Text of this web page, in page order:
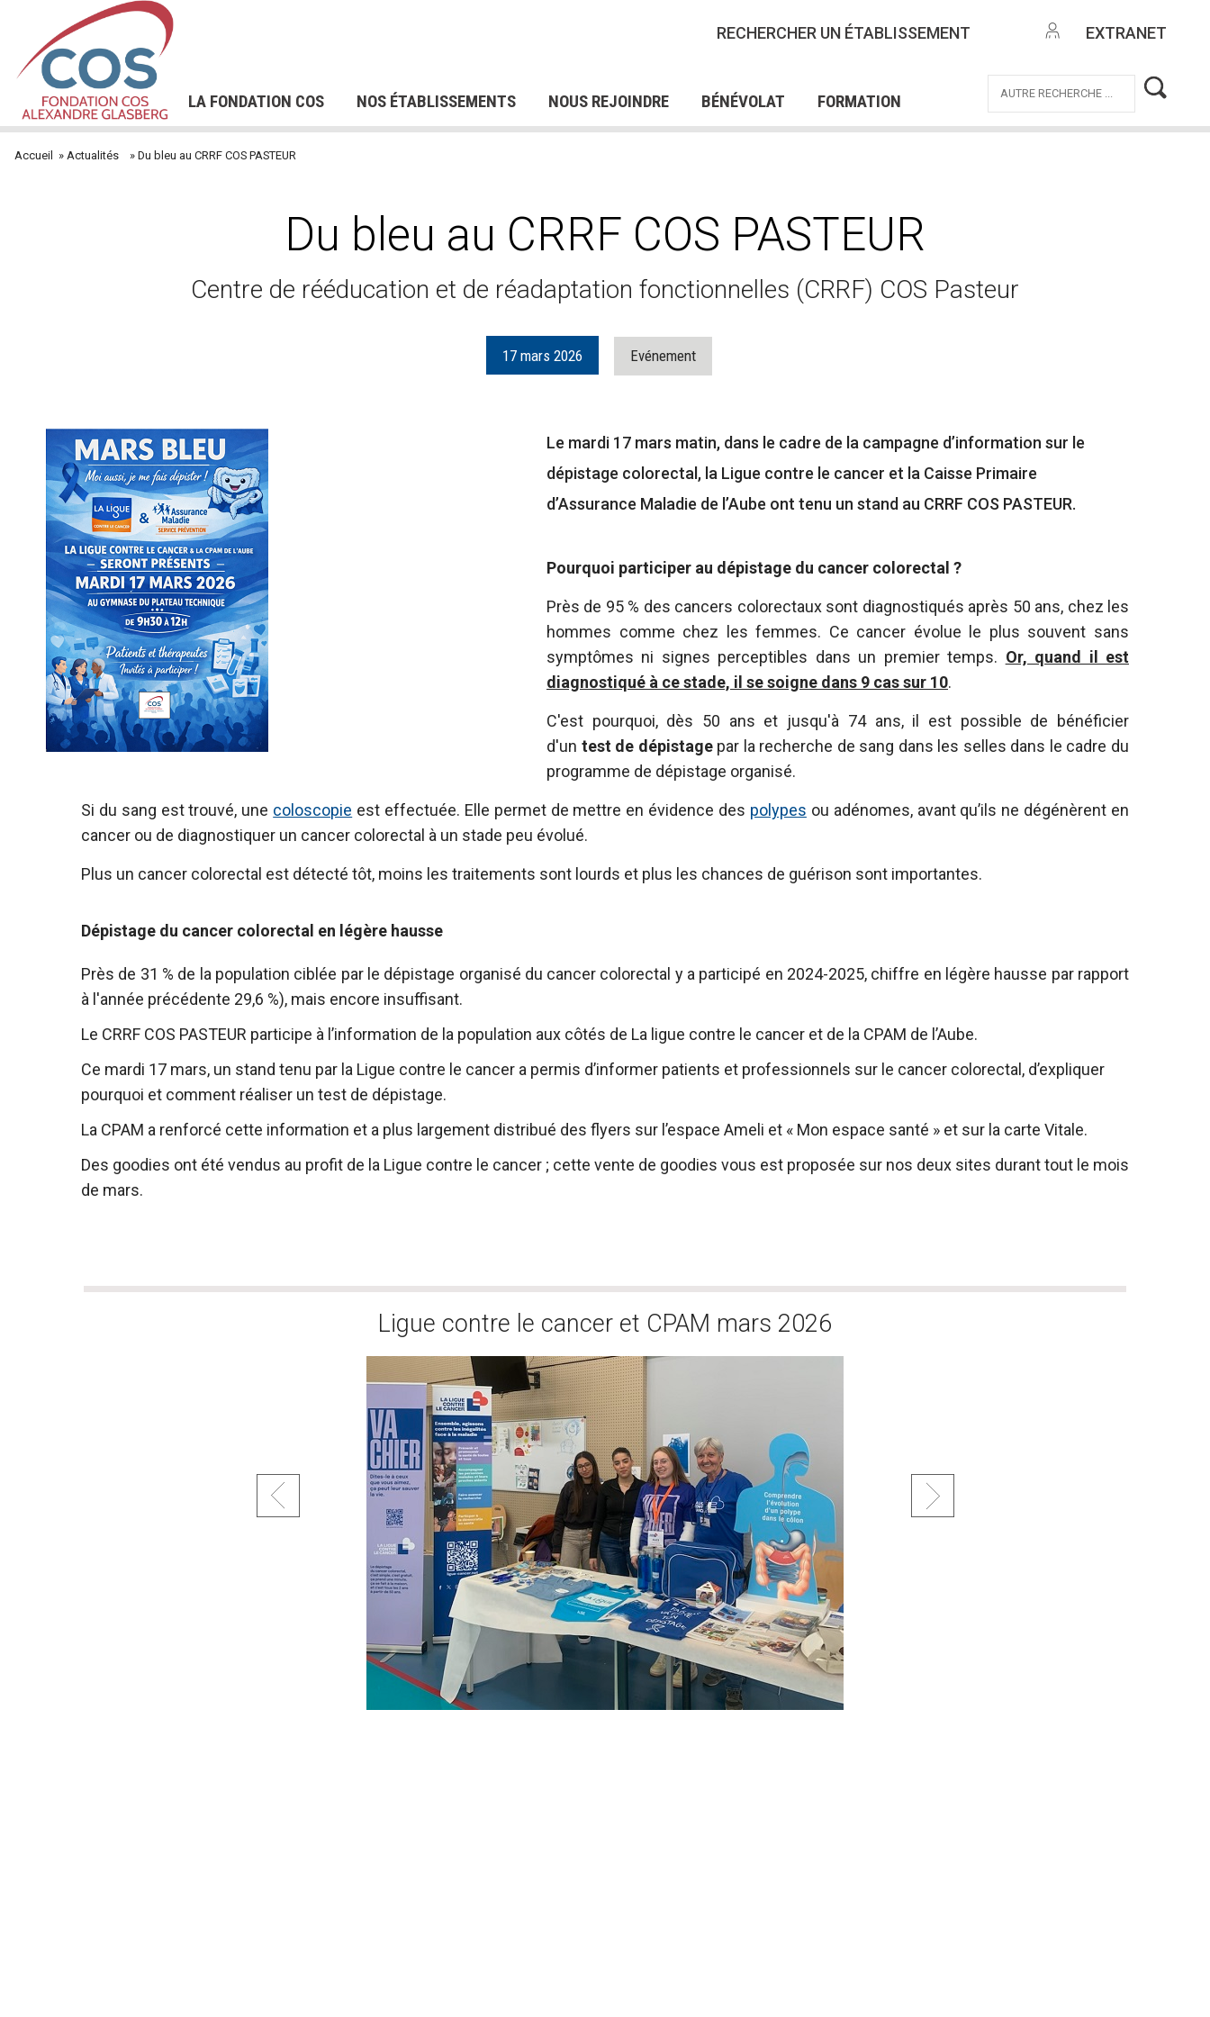
contenu
principal
RECHERCHER UN ÉTABLISSEMENT EXTRANET
Navigation
LA FONDATION COS
Les Comités
L'innovation sociale
NOS ÉTABLISSEMENTS NOUS REJOINDRE
NOTRE POLITIQUE DE
RESSOURCES HUMAINES
NOS OFFRES DE STAGES
NOS OFFRES DE MISSIONS
BÉNÉVOLAT
DEVENIR BÉNÉVOLE
FORMATION
L'INSTITUT DE FORMATION DU
COS - IFCOS
POUR DEMANDEURS D’EMPLOI
Accueil Actualités Du bleu au CRRF COS PASTEUR
Du bleu au CRRF COS PASTEUR
Centre de rééducation et de réadaptation fonctionnelles (CRRF) COS Pasteur
17 mars 2026 Evénement
Le mardi 17 mars matin, dans le cadre de la campagne d’information sur le
dépistage colorectal, la Ligue contre le cancer et la Caisse Primaire
d’Assurance Maladie de l’Aube ont tenu un stand au CRRF COS PASTEUR.
Pourquoi participer au dépistage du cancer colorectal ?
Près de 95 % des cancers colorectaux sont diagnostiqués après 50 ans, chez les
hommes comme chez les femmes. Ce cancer évolue le plus souvent sans
symptômes ni signes perceptibles dans un premier temps. Or, quand il est
diagnostiqué à ce stade, il se soigne dans 9 cas sur 10.
C'est pourquoi, dès 50 ans et jusqu'à 74 ans, il est possible de bénéficier
d'un test de dépistage par la recherche de sang dans les selles dans le cadre du
programme de dépistage organisé.
Si du sang est trouvé, une coloscopie est effectuée. Elle permet de mettre en évidence des polypes ou adénomes, avant qu’ils ne dégénèrent en
cancer ou de diagnostiquer un cancer colorectal à un stade peu évolué.
Plus un cancer colorectal est détecté tôt, moins les traitements sont lourds et plus les chances de guérison sont importantes.
Dépistage du cancer colorectal en légère hausse
Près de 31 % de la population ciblée par le dépistage organisé du cancer colorectal y a participé en 2024-2025, chiffre en légère hausse par rapport
à l'année précédente 29,6 %), mais encore insuffisant.
Le CRRF COS PASTEUR participe à l’information de la population aux côtés de La ligue contre le cancer et de la CPAM de l’Aube.
Ce mardi 17 mars, un stand tenu par la Ligue contre le cancer a permis d’informer patients et professionnels sur le cancer colorectal, d’expliquer
pourquoi et comment réaliser un test de dépistage.
La CPAM a renforcé cette information et a plus largement distribué des flyers sur l’espace Ameli et « Mon espace santé » et sur la carte Vitale.
Des goodies ont été vendus au profit de la Ligue contre le cancer ; cette vente de goodies vous est proposée sur nos deux sites durant tout le mois
de mars.
Ligue contre le cancer et CPAM mars 2026
Stand d'information ligue contre le cancer et CPAM mars 2026